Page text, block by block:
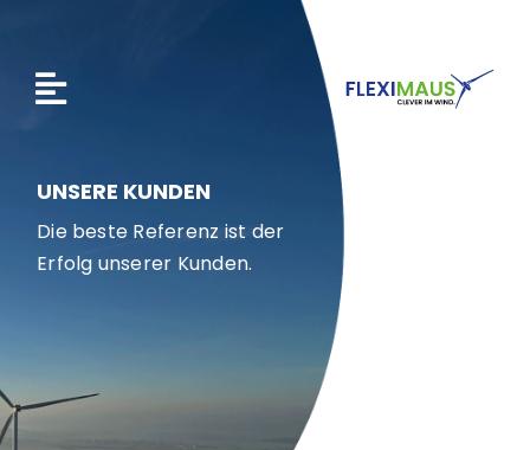
springen
UNSERE KUNDEN
Die beste Referenz ist der
Erfolg unserer Kunden.